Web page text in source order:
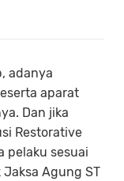
adanya
aparat
Dan jika
Restorative
pelaku sesuai
Agung ST